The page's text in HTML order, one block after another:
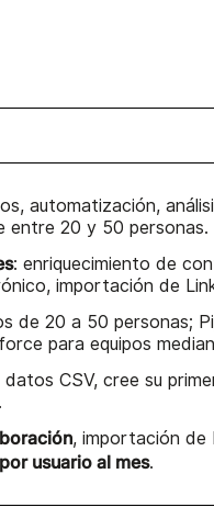
automatización,
entre 20 y 50 personas.
: enriquecimiento de
importación de
de 20 a 50 personas;
para equipos
CSV, cree su
, importación de
usuario al mes.